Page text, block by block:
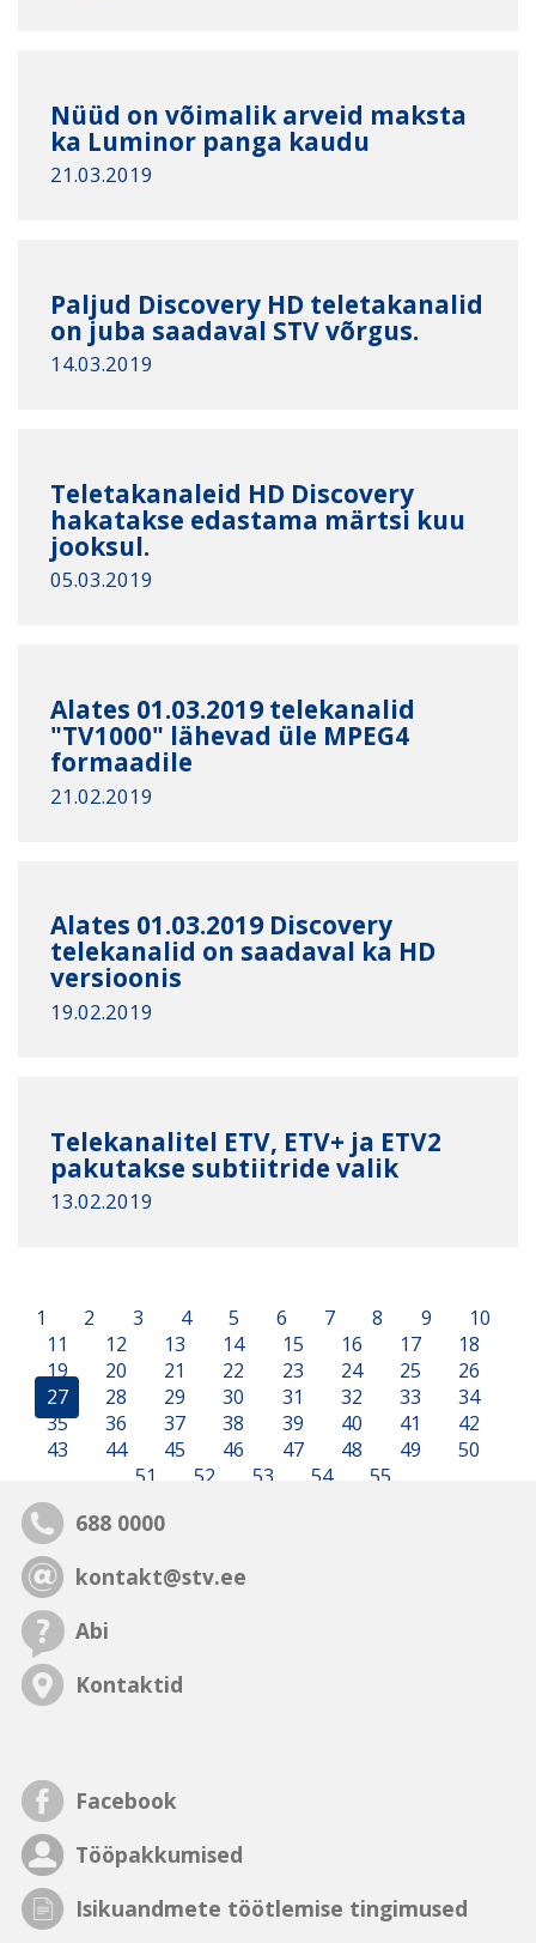
Nüüd on võimalik arveid maksta
ka Luminor panga kaudu
21.03.2019
Paljud Discovery HD teletakanalid
on juba saadaval STV võrgus.
14.03.2019
Teletakanaleid HD Discovery
hakatakse edastama märtsi kuu
jooksul.
05.03.2019
Alates 01.03.2019 telekanalid
"TV1000" lähevad üle MPEG4
formaadile
21.02.2019
Alates 01.03.2019 Discovery
telekanalid on saadaval ka HD
versioonis
19.02.2019
Telekanalitel ETV, ETV+ ja ETV2
pakutakse subtiitride valik
13.02.2019
1 2 3 4 5 6 7 8 9
10
11
12 13 14 15 16 17
18
19
20 21 22 23 24 25
26
27
28 29 30 31 32 33
34
35
36 37 38 39 40 41
42
43
44 45 46 47 48 49
50
51
52 53 54 55
688 0000
kontakt@stv.ee
Abi
Kontaktid
Facebook
Tööpakkumised
Isikuandmete töötlemise tingimused